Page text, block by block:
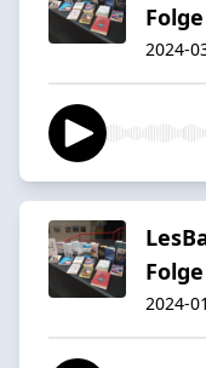
2024-
2024-